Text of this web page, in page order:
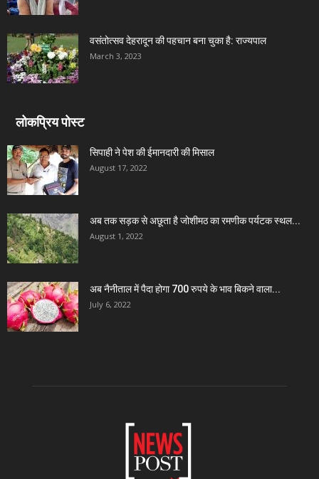
वसंतोत्सव देहरादून की पहचान बना चुका है: राज्यपाल
March 3, 2023
लोकप्रिय पोस्ट
सिपाही ने पेश की ईमानदारी की मिसाल
August 17, 2022
अब तक सड़क से अछूता है जोशीमठ का रमणीक पर्यटक स्थल...
August 1, 2022
अब नैनीताल में पैदा होगा 700 रुपये के भाव बिकने वाला...
July 6, 2022